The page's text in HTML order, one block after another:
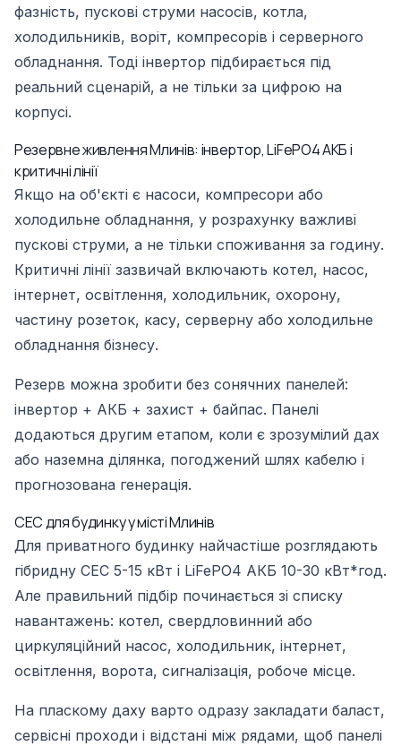
фазність, пускові струми насосів, котла,
холодильників, воріт, компресорів і серверного
обладнання. Тоді інвертор підбирається під
реальний сценарій, а не тільки за цифрою на
корпусі.
Резервне живлення Млинів: інвертор, LiFePO4 АКБ і
критичні лінії
Якщо на об'єкті є насоси, компресори або
холодильне обладнання, у розрахунку важливі
пускові струми, а не тільки споживання за годину.
Критичні лінії зазвичай включають котел, насос,
інтернет, освітлення, холодильник, охорону,
частину розеток, касу, серверну або холодильне
обладнання бізнесу.
Резерв можна зробити без сонячних панелей:
інвертор + АКБ + захист + байпас. Панелі
додаються другим етапом, коли є зрозумілий дах
або наземна ділянка, погоджений шлях кабелю і
прогнозована генерація.
СЕС для будинку у місті Млинів
Для приватного будинку найчастіше розглядають
гібридну СЕС 5-15 кВт і LiFePO4 АКБ 10-30 кВт*год.
Але правильний підбір починається зі списку
навантажень: котел, свердловинний або
циркуляційний насос, холодильник, інтернет,
освітлення, ворота, сигналізація, робоче місце.
На пласкому даху варто одразу закладати баласт,
сервісні проходи і відстані між рядами, щоб панелі